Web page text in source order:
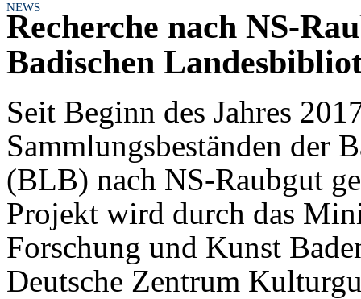
NEWS
Recherche nach NS-
Badischen
Seit Beginn des Jahres
Sammlungsbeständen der
(BLB) nach NS-Raubgut
Projekt wird durch das
Forschung und Kunst
Deutsche Zentrum